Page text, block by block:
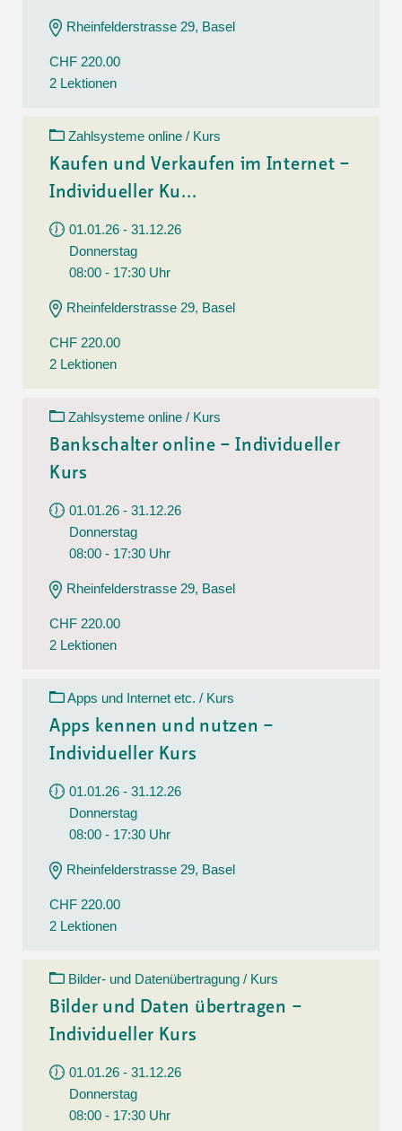
Rheinfelderstrasse 29, Basel
CHF 220.00
2 Lektionen
Zahlsysteme online / Kurs
Kaufen und Verkaufen im Internet –
Individueller Ku...
01.01.26 - 31.12.26
Donnerstag
08:00 - 17:30 Uhr
Rheinfelderstrasse 29, Basel
CHF 220.00
2 Lektionen
Zahlsysteme online / Kurs
Bankschalter online – Individueller
Kurs
01.01.26 - 31.12.26
Donnerstag
08:00 - 17:30 Uhr
Rheinfelderstrasse 29, Basel
CHF 220.00
2 Lektionen
Apps und Internet etc. / Kurs
Apps kennen und nutzen –
Individueller Kurs
01.01.26 - 31.12.26
Donnerstag
08:00 - 17:30 Uhr
Rheinfelderstrasse 29, Basel
CHF 220.00
2 Lektionen
Bilder- und Datenübertragung / Kurs
Bilder und Daten übertragen –
Individueller Kurs
01.01.26 - 31.12.26
Donnerstag
08:00 - 17:30 Uhr